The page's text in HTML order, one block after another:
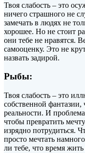
Твоя слабость – это
ничего страшного не
замечать в людях не
хорошее. Но не стоит
они тебе не нравятся.
самооценку. Это не
назвать задирой.
Рыбы:
Твоя слабость – это
собственной
реальности. И
чтобы превратить
изрядно потрудиться.
просто мечтать
ли тебе, что время